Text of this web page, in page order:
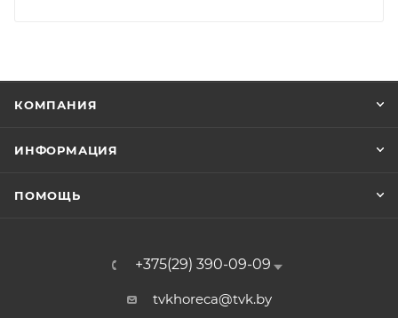
КОМПАНИЯ
ИНФОРМАЦИЯ
ПОМОЩЬ
+375(29) 390-09-09
tvkhoreca@tvk.by